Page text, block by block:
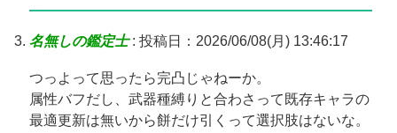
名無しの鑑定士: 投稿日：2026/06/08(月) 13:46:17
つっよって思ったら完凸じゃねーか。
属性バフだし、武器種縛りと合わさって既存キャラの
最適更新は無いから餅だけ引くって選択肢はないな。